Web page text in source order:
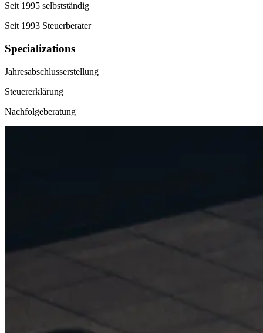
Seit 1995 selbstständig
Seit 1993 Steuerberater
Specializations
Jahresabschlusserstellung
Steuererklärung
Nachfolgeberatung